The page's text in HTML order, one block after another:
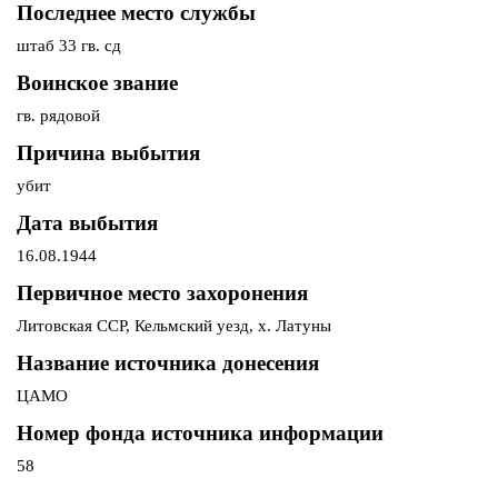
Последнее место службы
штаб 33 гв. сд
Воинское звание
гв. рядовой
Причина выбытия
убит
Дата выбытия
16.08.1944
Первичное место захоронения
Литовская ССР, Кельмский уезд, х. Латуны
Название источника донесения
ЦАМО
Номер фонда источника информации
58